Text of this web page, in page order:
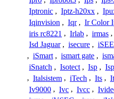
Iptronic , Iptz-h20xx ,
Iqinvision , Iqr , Ir Color
iris rc8221 , Irlab , irmas ,
Isd Jaguar , isecure , iSEE
, iSmart , ismart gate ,
iSnatch , Isotect , Isp ,
, Italsistem , iTech , Its ,
Iv9000 , Ivc , Ivcc ,